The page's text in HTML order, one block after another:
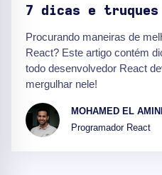
7 dicas e truques
Procurando maneiras de
React? Este artigo contém
todo desenvolvedor React
mergulhar nele!
MOHAMED EL
Programador React